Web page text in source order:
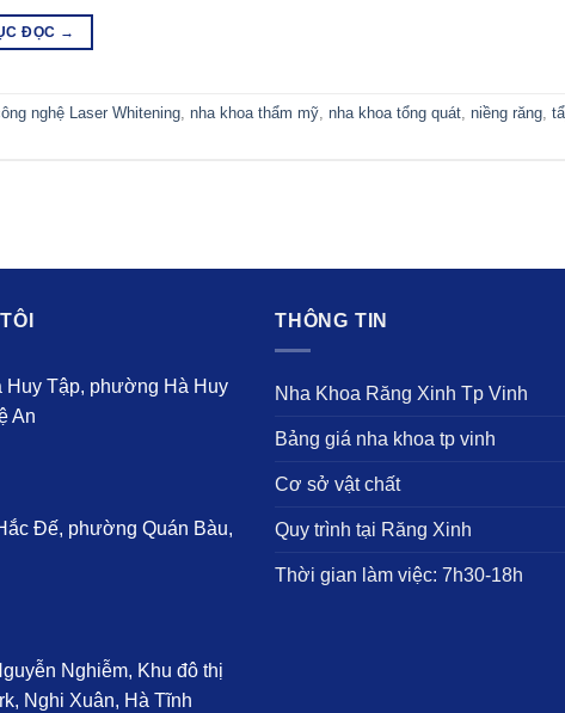
ĐỌC→
nghệ Laser Whitening,nha khoa thẩm mỹ,nha khoa tổng quát,niềng răng,tẩy
Tập, phường Hà Huy
An
Đế, phường Quán Bàu,
Nghiễm, Khu đô thị
Nghi Xuân, Hà Tĩnh
THÔNG TIN
Nha Khoa Răng Xinh Tp Vinh
Bảng giá nha khoa tp vinh
Cơ sở vật chất
Quy trình tại Răng Xinh
Thời gian làm việc: 7h30-18h